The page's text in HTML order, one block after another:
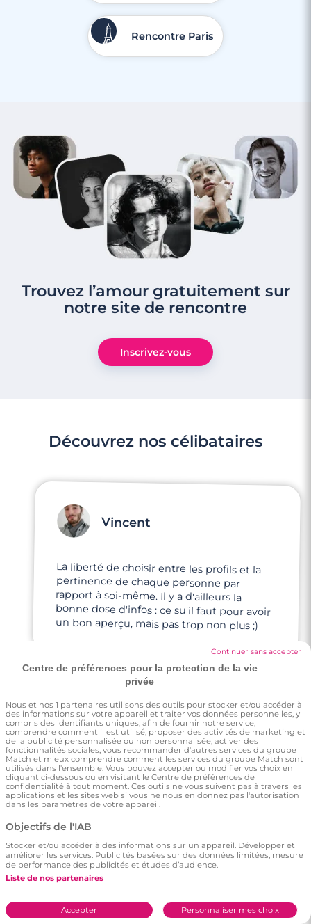
4 minutes
Rencontre à Bois-Colombes
4 minutes
Rencontre à Bourg-la-Reine
3 minutes
Rencontre à Clamart
4 minutes
Rencontre à Saint-Cloud
Rencontre Paris
Trouvez l’amour gratuitement sur
notre site de rencontre
Inscrivez-vous
Découvrez nos célibataires
Vincent
La liberté de choisir entre les profils et la
pertinence de chaque personne par
rapport à soi-même. Il y a d'ailleurs la
bonne dose d'infos : ce su'il faut pour avoir
un bon aperçu, mais pas trop non plus ;)
Pascal
On m'a dit beaucoup bien de cette app de
rencontre. Je suis dans un état d'esprit très
motivé, j'ai vraiment envie rencontrer mon
âme-sœur et finir ma vie avec elle.
Centre de préférences pour la protection de la vie
privée
Nous et nos 1 partenaires utilisons des outils pour stocker et/ou accéder à
des informations sur votre appareil et traiter vos données personnelles, y
compris des identifiants uniques, afin de fournir notre service,
comprendre comment il est utilisé, proposer des activités de marketing et
de la publicité personnalisée ou non personnalisée, activer des
fonctionnalités sociales, vous recommander d'autres services du groupe
Match et mieux comprendre comment les services du groupe Match sont
utilisés dans l'ensemble. Vous pouvez accepter ou modifier vos choix en
cliquant ci-dessous ou en visitant le Centre de préférences de
confidentialité à tout moment. Ces outils ne vous suivent pas à travers les
applications et les sites web si vous ne nous en donnez pas l'autorisation
dans les paramètres de votre appareil.
Objectifs de l'IAB
Stocker et/ou accéder à des informations sur un appareil. Développer et
améliorer les services. Publicités basées sur des données limitées, mesure
de performance des publicités et études d’audience.
Liste de nos partenaires
Personnaliser mes choix
Accepter
Continuer sans accepter